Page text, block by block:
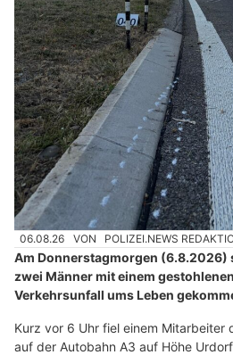
06.08.26 VON POLIZEI.NEWS
Am Donnerstagmorgen (6.8.2026)
zwei Männer mit einem
Verkehrsunfall ums Leben
Kurz vor 6 Uhr fiel einem Mitarbeiter
auf der Autobahn A3 auf Höhe